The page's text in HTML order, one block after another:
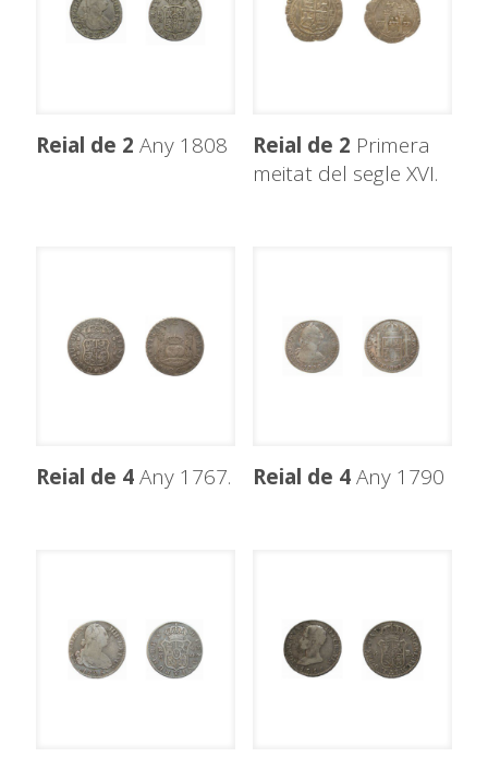
Reial de 2 Any 1808 Reial de 2 Primera
meitat del segle XVI.
Reial de 4Any 1767. Reial de 4Any 1790